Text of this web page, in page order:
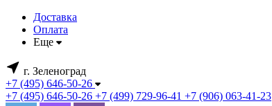
Доставка
Оплата
Еще
г. Зеленоград
+7 (495) 646-50-26
+7 (495) 646-50-26 +7 (499) 729-96-41 +7 (906) 063-41-23